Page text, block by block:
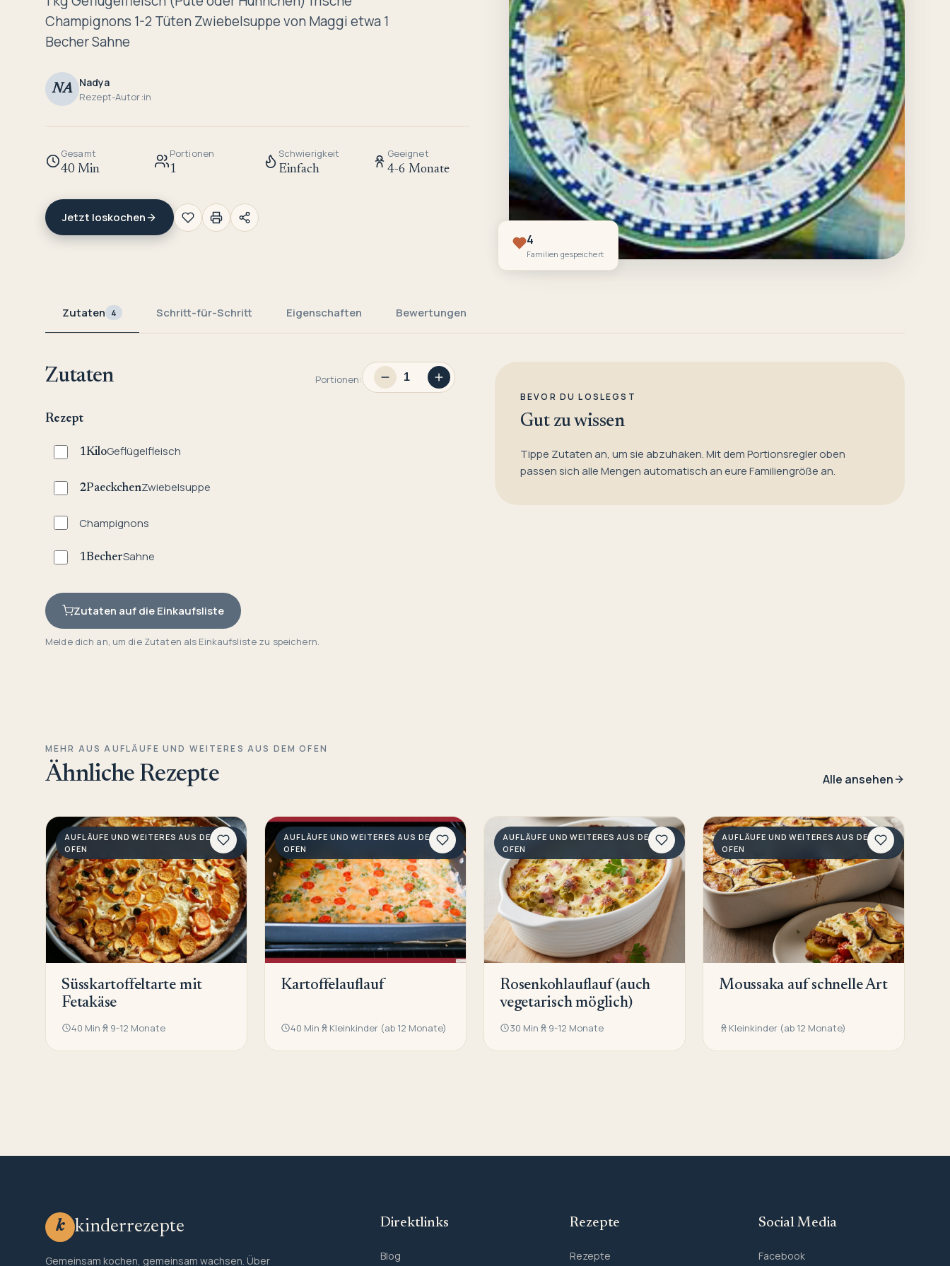
Champignons 1-2 Tüten Zwiebelsuppe von Maggi etwa 1
Becher Sahne
NA Nadya
Rezept-Autor:in
Gesamt
40 Min
Portionen
1
Schwierigkeit
Einfach
Geeignet
4-6 Monate
Jetzt loskochen
4
Familien gespeichert
Zutaten 4 Schritt-für-Schritt Eigenschaften Bewertungen
Zutaten Portionen:
Rezept
1KiloGeflügelfleisch
2PaeckchenZwiebelsuppe
Champignons
1BecherSahne
Zutaten auf die Einkaufsliste
Melde dich an, um die Zutaten als Einkaufsliste zu speichern.
BEVOR DU LOSLEGST
Gut zu wissen
Tippe Zutaten an, um sie abzuhaken. Mit dem Portionsregler oben
passen sich alle Mengen automatisch an eure Familiengröße an.
MEHR AUS AUFLÄUFE UND WEITERES AUS DEM OFEN
Ähnliche Rezepte Alle ansehen
AUFLÄUFE UND WEITERES AUS DEM
OFEN
Süsskartoffeltarte mit
Fetakäse
40 Min 9-12 Monate
AUFLÄUFE UND WEITERES AUS DEM
OFEN
Kartoffelauflauf
40 Min Kleinkinder (ab 12 Monate)
AUFLÄUFE UND WEITERES AUS DEM
OFEN
Rosenkohlauflauf (auch
vegetarisch möglich)
30 Min 9-12 Monate
AUFLÄUFE UND WEITERES AUS DEM
OFEN
Moussaka auf schnelle Art
Kleinkinder (ab 12 Monate)
k kinderrezepte
Gemeinsam kochen, gemeinsam wachsen. Über
Direktlinks
Blog
Rezepte
Rezepte
Social Media
Facebook